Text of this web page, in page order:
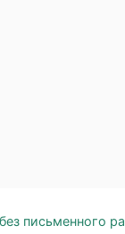
письменного